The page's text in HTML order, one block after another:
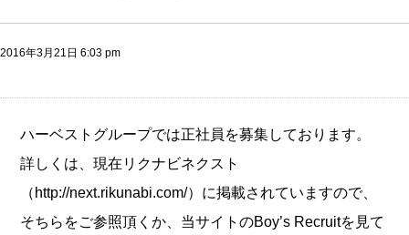
2016年3月21日 6:03 pm
ハーベストグループでは正社員を募集しております。
詳しくは、現在リクナビネクスト
（http://next.rikunabi.com/）に掲載されていますので、
そちらをご参照頂くか、当サイトのBoy’s Recruitを見て